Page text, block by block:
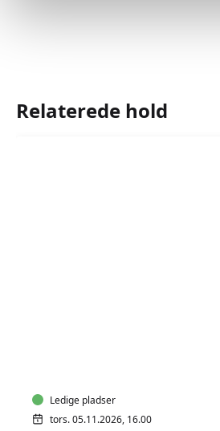
Relaterede hold
Ledige pladser
tors. 05.11.2026, 16.00